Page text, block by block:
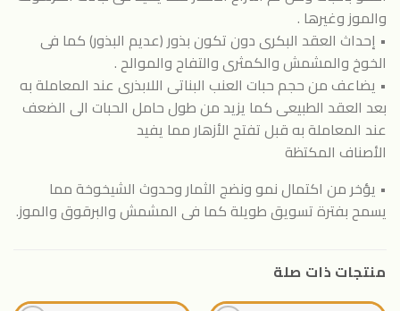
والموز وغيرها .
• إحداث العقد البكرى دون تكون بذور (عديم البذور) كما فى
الخوخ والمشمش والكمثرى والتفاح والموالح .
• يضاعف من حجم حبات العنب البناتى اللابذرى عند المعاملة به
بعد العقد الطبيعى كما يزيد من طول حامل الحبات الى الضعف
عند المعاملة به قبل تفتح الأزهار مما يفيد
الأصناف المكتظة
• يؤخر من اكتمال نمو ونضج الثمار وحدوث الشيخوخة مما
يسمح بفترة تسويق طويلة كما فى المشمش والبرقوق والموز.
منتجات ذات صلة